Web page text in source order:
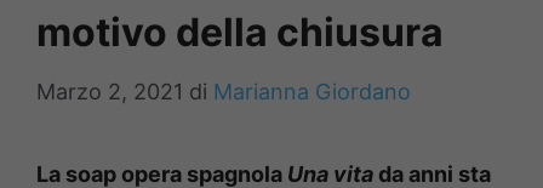
motivo della chiusura
Marzo 2, 2021 di Marianna Giordano
La soap opera spagnola Una vita da anni sta